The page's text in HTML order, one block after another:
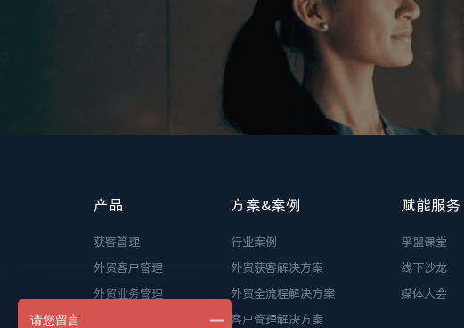
产品
获客管理
外贸客户管理
外贸业务管理
方案&案例
行业案例
外贸获客解决方案
外贸全流程解决方案
客户管理解决方案
赋能服务
孚盟课堂
线下沙龙
媒体大会
请您留言